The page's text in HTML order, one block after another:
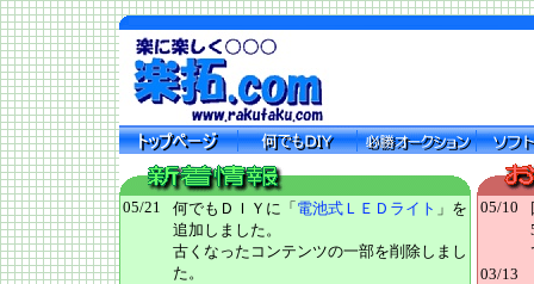
05/21 何でもＤＩＹに「 電池式ＬＥＤライト 」を
追加しました。
古くなったコンテンツの一部を削除しまし
た。
05/10
03/13